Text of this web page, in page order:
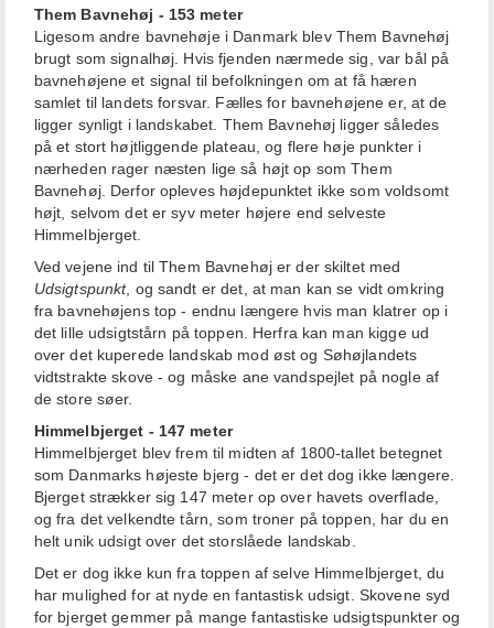
Them Bavnehøj - 153 meter
Ligesom andre bavnehøje i Danmark blev Them Bavnehøj
brugt som signalhøj. Hvis fjenden nærmede sig, var bål på
bavnehøjene et signal til befolkningen om at få hæren
samlet til landets forsvar. Fælles for bavnehøjene er, at de
ligger synligt i landskabet. Them Bavnehøj ligger således
på et stort højtliggende plateau, og flere høje punkter i
nærheden rager næsten lige så højt op som Them
Bavnehøj. Derfor opleves højdepunktet ikke som voldsomt
højt, selvom det er syv meter højere end selveste
Himmelbjerget.
Ved vejene ind til Them Bavnehøj er der skiltet med
Udsigtspunkt, og sandt er det, at man kan se vidt omkring
fra bavnehøjens top - endnu længere hvis man klatrer op i
det lille udsigtstårn på toppen. Herfra kan man kigge ud
over det kuperede landskab mod øst og Søhøjlandets
vidtstrakte skove - og måske ane vandspejlet på nogle af
de store søer.
Himmelbjerget - 147 meter
Himmelbjerget blev frem til midten af 1800-tallet betegnet
som Danmarks højeste bjerg - det er det dog ikke længere.
Bjerget strækker sig 147 meter op over havets overflade,
og fra det velkendte tårn, som troner på toppen, har du en
helt unik udsigt over det storslåede landskab.
Det er dog ikke kun fra toppen af selve Himmelbjerget, du
har mulighed for at nyde en fantastisk udsigt. Skovene syd
for bjerget gemmer på mange fantastiske udsigtspunkter og